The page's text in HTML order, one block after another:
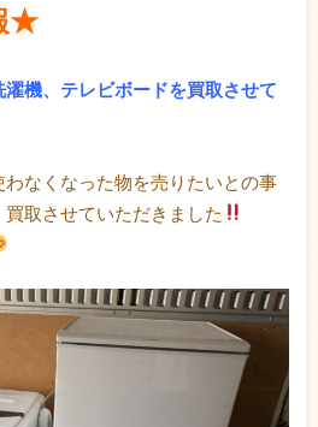
★
機、テレビボードを買取させて
なくなった物を売りたいとの事
取させていただきました